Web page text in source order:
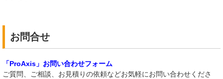
お問合せ
「ProAxis」お問い合わせフォーム
ご質問、ご相談、お見積りの依頼などお気軽にお問い合わせくださ